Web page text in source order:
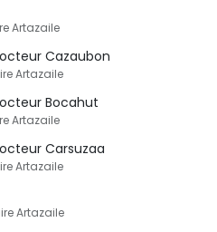
Artazaile
Cazaubon
Artazaile
Bocahut
Artazaile
Carsuzaa
Artazaile
Artazaile